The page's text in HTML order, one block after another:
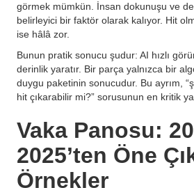
görmek mümkün. İnsan dokunuşu ve
belirleyici bir faktör olarak kalıyor. Hit
ise hâlâ zor.
Bunun pratik sonucu şudur: AI hızlı
derinlik yaratır. Bir parça yalnızca bir
duygu paketinin sonucudur. Bu ayrım,
hit çıkarabilir mi?” sorusunun en kritik
Vaka Panosu:
2025’ten Öne
Örnekler